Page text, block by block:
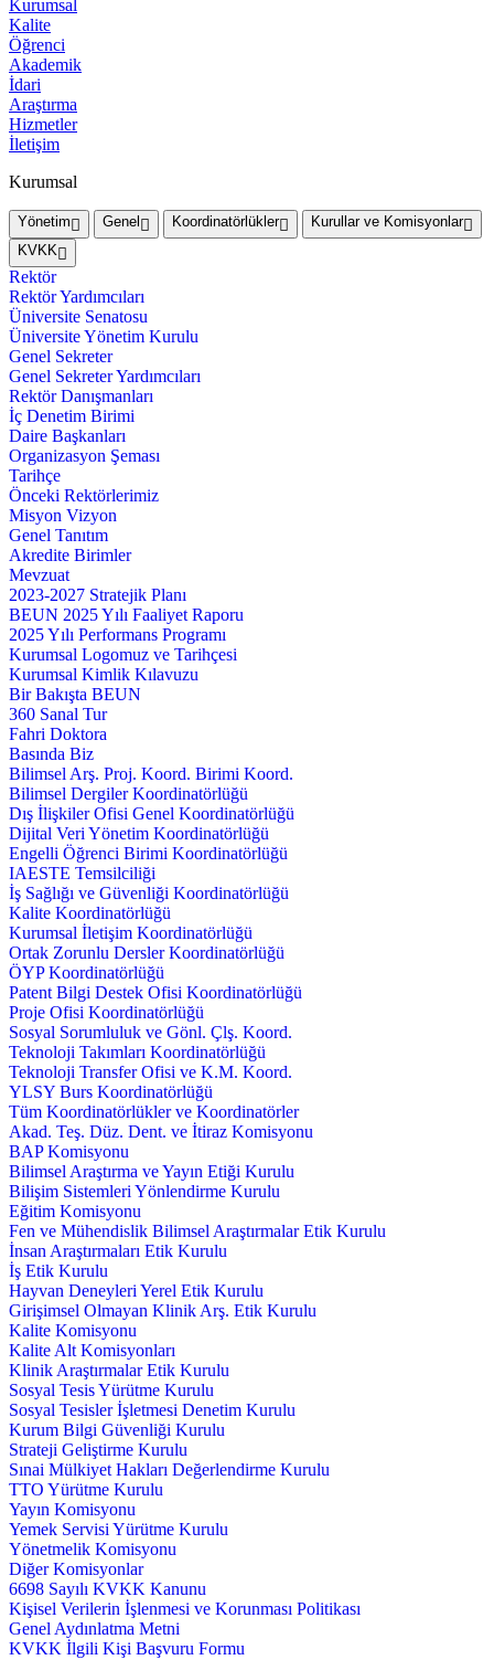
Kurumsal
Kalite
Öğrenci
Akademik
İdari
Araştırma
Hizmetler
İletişim
Kurumsal
Yönetim Genel Koordinatörlükler
Kurullar ve Komisyonlar
KVKK
Rektör
Rektör Yardımcıları
Üniversite Senatosu
Üniversite Yönetim Kurulu
Genel Sekreter
Genel Sekreter Yardımcıları
Rektör Danışmanları
İç Denetim Birimi
Daire Başkanları
Organizasyon Şeması
Tarihçe
Önceki Rektörlerimiz
Misyon Vizyon
Genel Tanıtım
Akredite Birimler
Mevzuat
2023-2027 Stratejik Planı
BEUN 2025 Yılı Faaliyet Raporu
2025 Yılı Performans Programı
Kurumsal Logomuz ve Tarihçesi
Kurumsal Kimlik Kılavuzu
Bir Bakışta BEUN
360 Sanal Tur
Fahri Doktora
Basında Biz
Bilimsel Arş. Proj. Koord. Birimi Koord.
Bilimsel Dergiler Koordinatörlüğü
Dış İlişkiler Ofisi Genel Koordinatörlüğü
Dijital Veri Yönetim Koordinatörlüğü
Engelli Öğrenci Birimi Koordinatörlüğü
IAESTE Temsilciliği
İş Sağlığı ve Güvenliği Koordinatörlüğü
Kalite Koordinatörlüğü
Kurumsal İletişim Koordinatörlüğü
Ortak Zorunlu Dersler Koordinatörlüğü
ÖYP Koordinatörlüğü
Patent Bilgi Destek Ofisi Koordinatörlüğü
Proje Ofisi Koordinatörlüğü
Sosyal Sorumluluk ve Gönl. Çlş. Koord.
Teknoloji Takımları Koordinatörlüğü
Teknoloji Transfer Ofisi ve K.M. Koord.
YLSY Burs Koordinatörlüğü
Tüm Koordinatörlükler ve Koordinatörler
Akad. Teş. Düz. Dent. ve İtiraz Komisyonu
BAP Komisyonu
Bilimsel Araştırma ve Yayın Etiği Kurulu
Bilişim Sistemleri Yönlendirme Kurulu
Eğitim Komisyonu
Fen ve Mühendislik Bilimsel Araştırmalar Etik Kurulu
İnsan Araştırmaları Etik Kurulu
İş Etik Kurulu
Hayvan Deneyleri Yerel Etik Kurulu
Girişimsel Olmayan Klinik Arş. Etik Kurulu
Kalite Komisyonu
Kalite Alt Komisyonları
Klinik Araştırmalar Etik Kurulu
Sosyal Tesis Yürütme Kurulu
Sosyal Tesisler İşletmesi Denetim Kurulu
Kurum Bilgi Güvenliği Kurulu
Strateji Geliştirme Kurulu
Sınai Mülkiyet Hakları Değerlendirme Kurulu
TTO Yürütme Kurulu
Yayın Komisyonu
Yemek Servisi Yürütme Kurulu
Yönetmelik Komisyonu
Diğer Komisyonlar
6698 Sayılı KVKK Kanunu
Kişisel Verilerin İşlenmesi ve Korunması Politikası
Genel Aydınlatma Metni
KVKK İlgili Kişi Başvuru Formu